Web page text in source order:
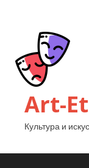
Art-
Культура и